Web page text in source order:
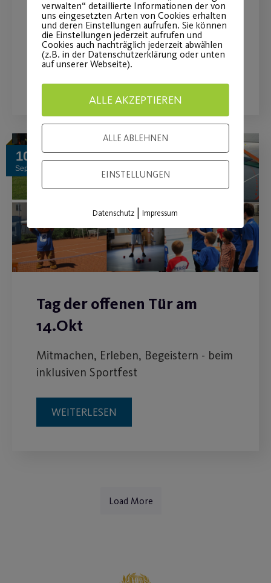
Bis zu 80%
Krankenkassenbezuschussung
10
Sep.
Tag der offenen Tür am
14.Okt
Mitmachen, Erleben, Begeistern - beim
inklusiven Sportfest
WEITERLESEN
Load More
verwalten“ detaillierte Informationen der von
uns eingesetzten Arten von Cookies erhalten
und deren Einstellungen aufrufen. Sie können
die Einstellungen jederzeit aufrufen und
Cookies auch nachträglich jederzeit abwählen
(z.B. in der Datenschutzerklärung oder unten
auf unserer Webseite).
ALLE AKZEPTIEREN
ALLE ABLEHNEN
EINSTELLUNGEN
Datenschutz |Impressum